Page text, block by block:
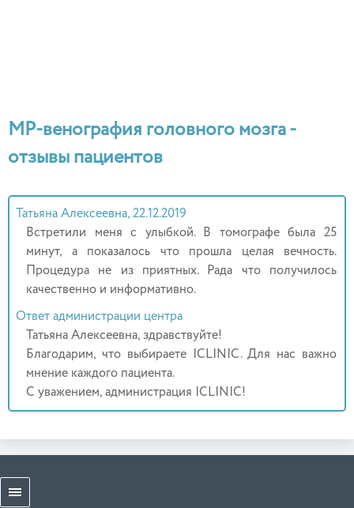
МР-венография головного мозга -
отзывы пациентов
Татьяна Алексеевна, 22.12.2019
Встретили меня с улыбкой. В томографе была 25
минут, а показалось что прошла целая вечность.
Процедура не из приятных. Рада что получилось
качественно и информативно.
Ответ администрации центра
Татьяна Алексеевна, здравствуйте!
Благодарим, что выбираете ICLINIC. Для нас важно
мнение каждого пациента.
С уважением, администрация ICLINIC!